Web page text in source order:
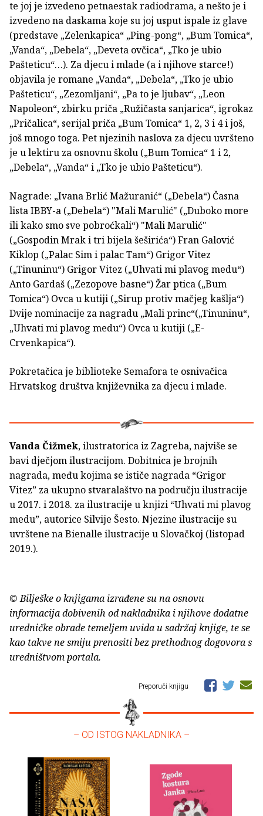
te joj je izvedeno petnaestak radiodrama, a nešto je i
izvedeno na daskama koje su joj usput ispale iz glave
(predstave „Zelenkapica“ „Ping-pong“, „Bum Tomica“,
„Vanda“, „Debela“, „Deveta ovčica“, „Tko je ubio
Pašteticu“…). Za djecu i mlade (a i njihove starce!)
objavila je romane „Vanda“, „Debela“, „Tko je ubio
Pašteticu“, „Zezomljani“, „Pa to je ljubav“, „Leon
Napoleon“, zbirku priča „Ružičasta sanjarica“, igrokaz
„Pričalica“, serijal priča „Bum Tomica“ 1, 2, 3 i 4 i još,
još mnogo toga. Pet njezinih naslova za djecu uvršteno
je u lektiru za osnovnu školu („Bum Tomica“ 1 i 2,
„Debela“, „Vanda“ i „Tko je ubio Pašteticu“).
Nagrade: „Ivana Brlić Mažuranić“ („Debela“) Časna
lista IBBY-a („Debela“) "Mali Marulić" („Duboko more
ili kako smo sve pobroćkali“) "Mali Marulić"
(„Gospodin Mrak i tri bijela šeširića“) Fran Galović
Kiklop („Palac Sim i palac Tam“) Grigor Vitez
(„Tinuninu“) Grigor Vitez („Uhvati mi plavog medu“)
Anto Gardaš („Zezopove basne“) Žar ptica („Bum
Tomica“) Ovca u kutiji („Sirup protiv mačjeg kašlja“)
Dvije nominacije za nagradu „Mali princ“(„Tinuninu“,
„Uhvati mi plavog medu“) Ovca u kutiji („E-
Crvenkapica“).
Pokretačica je biblioteke Semafora te osnivačica
Hrvatskog društva književnika za djecu i mlade.
Vanda Čižmek, ilustratorica iz Zagreba, najviše se
bavi dječjom ilustracijom. Dobitnica je brojnih
nagrada, među kojima se ističe nagrada “Grigor
Vitez” za ukupno stvaralaštvo na području ilustracije
u 2017. i 2018. za ilustracije u knjizi “Uhvati mi plavog
medu”, autorice Silvije Šesto. Njezine ilustracije su
uvrštene na Bienalle ilustracije u Slovačkoj (listopad
2019.).
© Bilješke o knjigama izrađene su na osnovu
informacija dobivenih od nakladnika i njihove dodatne
uredničke obrade temeljem uvida u sadržaj knjige, te se
kao takve ne smiju prenositi bez prethodnog dogovora s
uredništvom portala.
Preporuči knjigu
– OD ISTOG NAKLADNIKA –